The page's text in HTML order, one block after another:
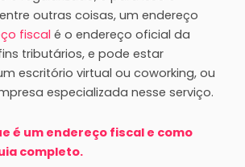
outras coisas, um endereço
fiscal é o endereço oficial da
tributários, e pode estar
escritório virtual ou coworking, ou
especializada nesse serviço.
é um endereço fiscal e como
completo.